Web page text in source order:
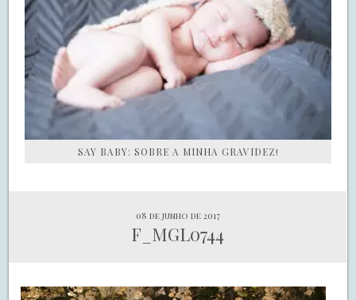
SAY BABY: SOBRE A MINHA GRAVIDEZ!
08 de junho de 2017
F_MGL0744